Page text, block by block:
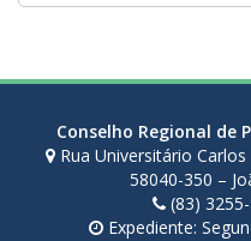
Conselho Regional de
Rua Universitário
58040-350 –
(83)
Expediente: